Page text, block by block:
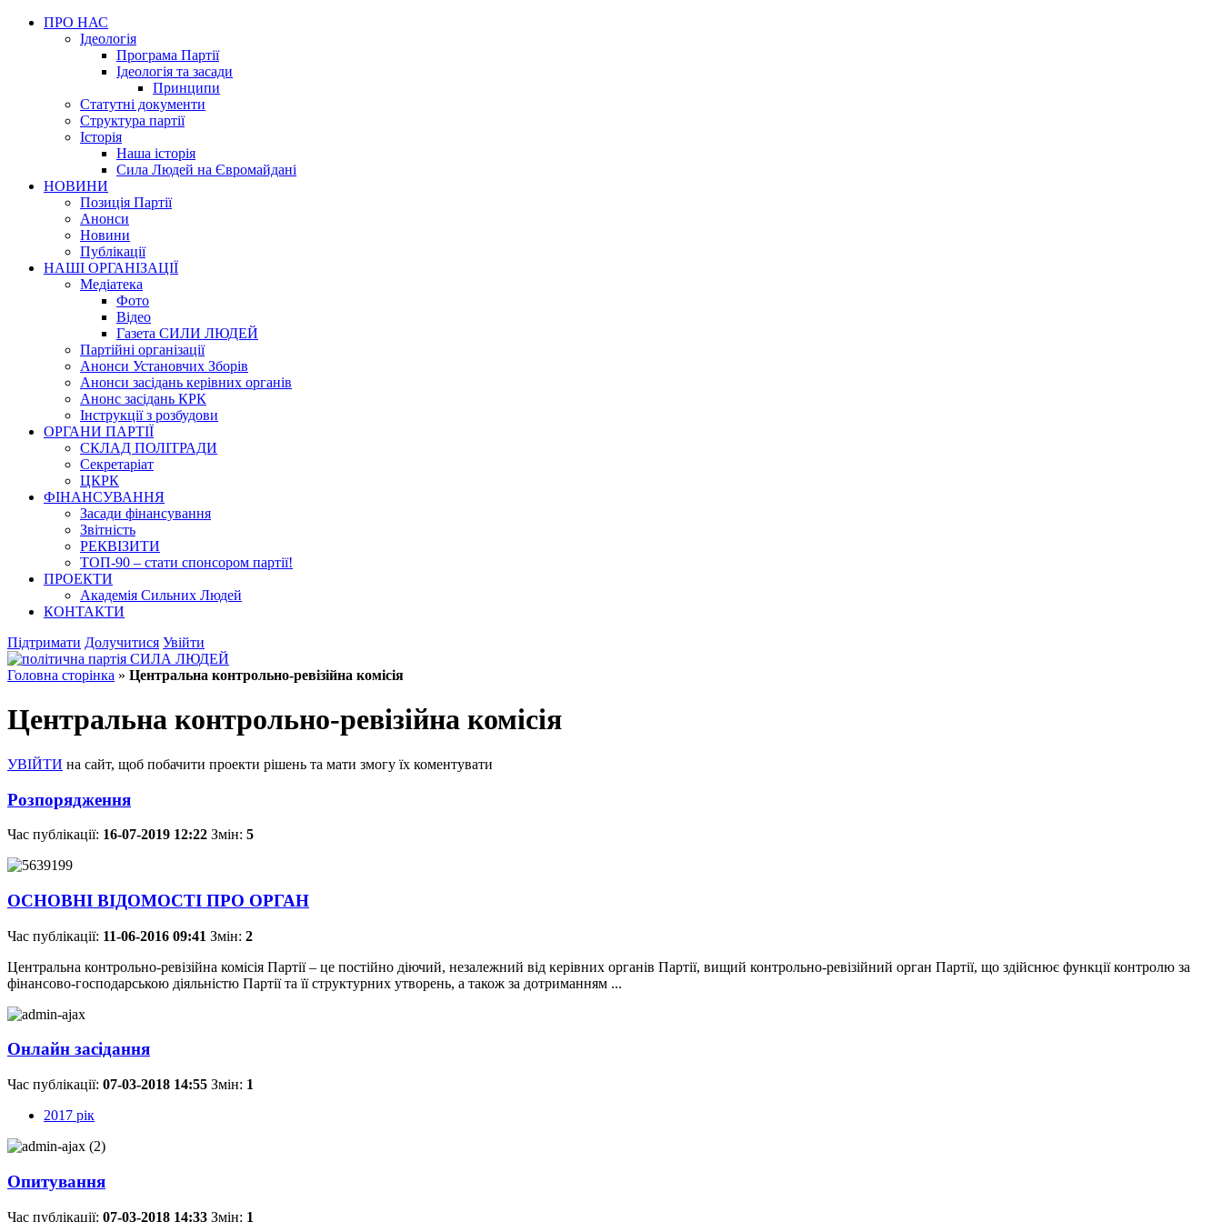
ПРО НАС
Ідеологія
Програма Партії
Ідеологія та засади
Принципи
Статутні документи
Структура партії
Історія
Наша історія
Сила Людей на Євромайдані
НОВИНИ
Позиція Партії
Анонси
Новини
Публікації
НАШІ ОРГАНІЗАЦІЇ
Медіатека
Фото
Відео
Газета СИЛИ ЛЮДЕЙ
Партійні організації
Анонси Установчих Зборів
Анонси засідань керівних органів
Анонс засідань КРК
Інструкції з розбудови
ОРГАНИ ПАРТІЇ
СКЛАД ПОЛІТРАДИ
Секретаріат
ЦКРК
ФІНАНСУВАННЯ
Засади фінансування
Звітність
РЕКВІЗИТИ
ТОП-90 – стати спонсором партії!
ПРОЕКТИ
Академія Сильних Людей
КОНТАКТИ
Підтримати Долучитися Увійти
Головна сторінка » Центральна контрольно-ревізійна комісія
Центральна контрольно-ревізійна комісія
УВІЙТИ на сайт, щоб побачити проекти рішень та мати змогу їх коментувати
Розпорядження
Час публікації: 16-07-2019 12:22 Змін: 5
ОСНОВНІ ВІДОМОСТІ ПРО ОРГАН
Час публікації: 11-06-2016 09:41 Змін: 2
Центральна контрольно-ревізійна комісія Партії – це постійно діючий, незалежний від керівних органів Партії, вищий контрольно-ревізійний орган Партії, що здійснює функції контролю за
фінансово-господарською діяльністю Партії та її структурних утворень, а також за дотриманням ...
Онлайн засідання
Час публікації: 07-03-2018 14:55 Змін: 1
2017 рік
Опитування
Час публікації: 07-03-2018 14:33 Змін: 1